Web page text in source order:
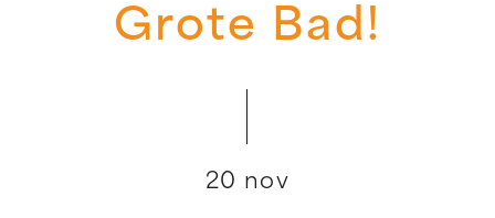
Grote Bad!
20 nov